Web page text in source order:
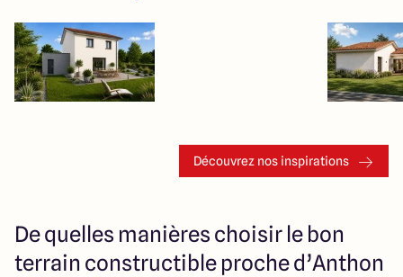
Découvrez nos inspirations
De quelles manières choisir le bon
terrain constructible proche d’Anthon